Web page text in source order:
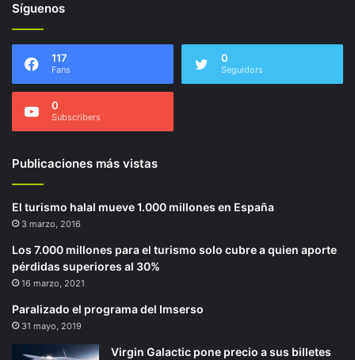
Síguenos
117
Fans
0
Seguidors
0
Subscribers
Publicaciones más vistas
El turismo halal mueve 1.000 millones en España
3 marzo, 2016
Los 7.000 millones para el turismo solo cubre a quien aporte
pérdidas superiores al 30%
16 marzo, 2021
Paralizado el programa del Imserso
31 mayo, 2019
Virgin Galactic pone precio a sus billetes